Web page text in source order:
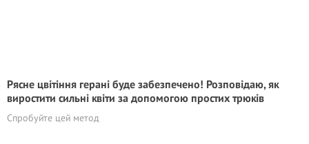
Рясне цвітіння герані буде забезпечено! Розповідаю, як
виростити сильні квіти за допомогою простих трюків
Спробуйте цей метод